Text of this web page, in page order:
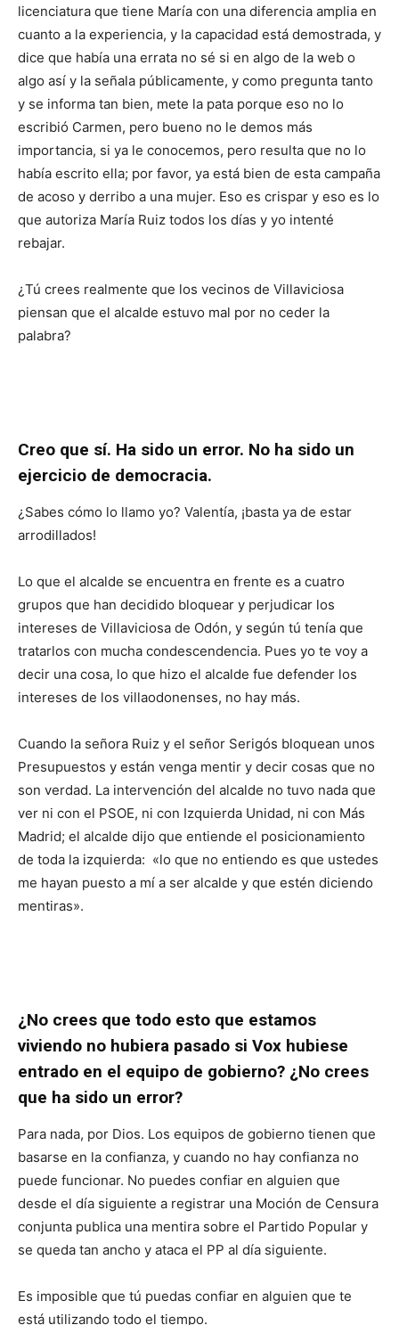
licenciatura que tiene María con una diferencia amplia en
cuanto a la experiencia, y la capacidad está demostrada, y
dice que había una errata no sé si en algo de la web o
algo así y la señala públicamente, y como pregunta tanto
y se informa tan bien, mete la pata porque eso no lo
escribió Carmen, pero bueno no le demos más
importancia, si ya le conocemos, pero resulta que no lo
había escrito ella; por favor, ya está bien de esta campaña
de acoso y derribo a una mujer. Eso es crispar y eso es lo
que autoriza María Ruiz todos los días y yo intenté
rebajar.
¿Tú crees realmente que los vecinos de Villaviciosa
piensan que el alcalde estuvo mal por no ceder la
palabra?
Creo que sí. Ha sido un error. No ha sido un
ejercicio de democracia.
¿Sabes cómo lo llamo yo? Valentía, ¡basta ya de estar
arrodillados!
Lo que el alcalde se encuentra en frente es a cuatro
grupos que han decidido bloquear y perjudicar los
intereses de Villaviciosa de Odón, y según tú tenía que
tratarlos con mucha condescendencia. Pues yo te voy a
decir una cosa, lo que hizo el alcalde fue defender los
intereses de los villaodonenses, no hay más.
Cuando la señora Ruiz y el señor Serigós bloquean unos
Presupuestos y están venga mentir y decir cosas que no
son verdad. La intervención del alcalde no tuvo nada que
ver ni con el PSOE, ni con Izquierda Unidad, ni con Más
Madrid; el alcalde dijo que entiende el posicionamiento
de toda la izquierda: «lo que no entiendo es que ustedes
me hayan puesto a mí a ser alcalde y que estén diciendo
mentiras».
¿No crees que todo esto que estamos
viviendo no hubiera pasado si Vox hubiese
entrado en el equipo de gobierno? ¿No crees
que ha sido un error?
Para nada, por Dios. Los equipos de gobierno tienen que
basarse en la confianza, y cuando no hay confianza no
puede funcionar. No puedes confiar en alguien que
desde el día siguiente a registrar una Moción de Censura
conjunta publica una mentira sobre el Partido Popular y
se queda tan ancho y ataca el PP al día siguiente.
Es imposible que tú puedas confiar en alguien que te
está utilizando todo el tiempo.